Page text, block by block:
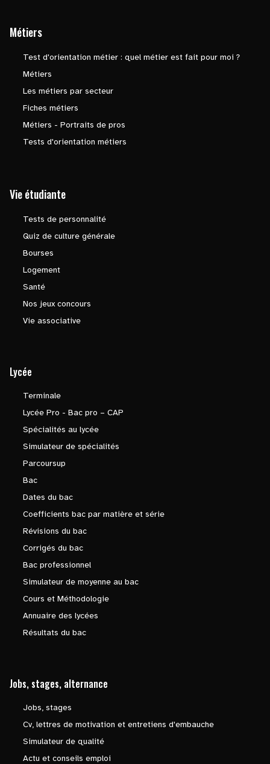
Métiers
Test d'orientation métier : quel métier est fait pour moi ?
Métiers
Les métiers par secteur
Fiches métiers
Métiers - Portraits de pros
Tests d'orientation métiers
Vie étudiante
Tests de personnalité
Quiz de culture générale
Bourses
Logement
Santé
Nos jeux concours
Vie associative
Lycée
Terminale
Lycée Pro - Bac pro – CAP
Spécialités au lycée
Simulateur de spécialités
Parcoursup
Bac
Dates du bac
Coefficients bac par matière et série
Révisions du bac
Corrigés du bac
Bac professionnel
Simulateur de moyenne au bac
Cours et Méthodologie
Annuaire des lycées
Résultats du bac
Jobs, stages, alternance
Jobs, stages
Cv, lettres de motivation et entretiens d'embauche
Simulateur de qualité
Actu et conseils emploi